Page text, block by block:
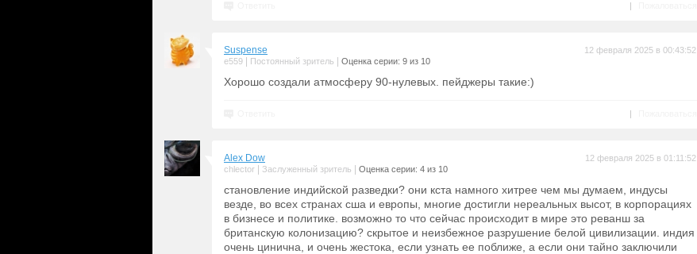
|
Suspense
e559 Постоянный зритель Оценка серии: 9 из 10
12 февраля 2025 в 00:43:52
Хорошо создали атмосферу 90-нулевых. пейджеры такие:)
|
Alex Dow
chlector Заслуженный зритель Оценка серии: 4 из 10
12 февраля 2025 в 01:11:52
становление индийской разведки? они кста намного хитрее чем мы думаем, индусы
везде, во всех странах сша и европы, многие достигли нереальных высот, в корпорациях
в бизнесе и политике. возможно то что сейчас происходит в мире это реванш за
британскую колонизацию? скрытое и неизбежное разрушение белой цивилизации. индия
очень цинична, и очень жестока, если узнать ее поближе, а если они тайно заключили